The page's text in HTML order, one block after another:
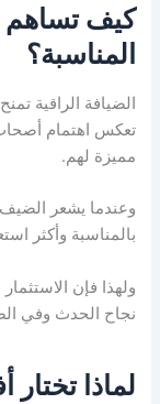
كيف تساهم
المناسبة؟
الضيافة الراقية
تعكس اهتمام
مميزة لهم.
وعندما يشعر الضيف
بالمناسبة وأكثر
ولهذا فإن
نجاح الحدث وفي
لماذا